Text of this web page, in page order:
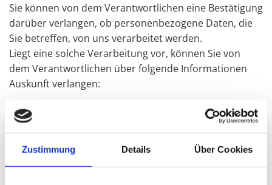
Zustimmung Details Über Cookies
Sie können von dem Verantwortlichen eine Bestätigung
darüber verlangen, ob personenbezogene Daten, die
Sie betreffen, von uns verarbeitet werden.
Liegt eine solche Verarbeitung vor, können Sie von
dem Verantwortlichen über folgende Informationen
Auskunft verlangen:
(1) die Zwecke, zu denen die personenbezogenen
Daten verarbeitet werden;
(2) die Kategorien von personenbezogenen Daten,
welche verarbeitet werden;